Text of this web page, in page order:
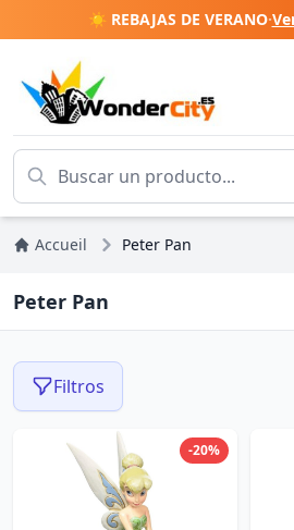
☀️ REBAJAS DE VERANO·
Accueil Peter Pan
Peter Pan
Filtros
-20%